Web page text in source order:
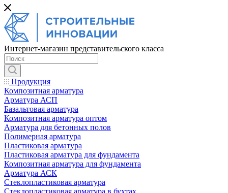
Интернет-магазин представительского класса
Продукция
Композитная арматура
Арматура АСП
Базальтовая арматура
Композитная арматура оптом
Арматура для бетонных полов
Полимерная арматура
Пластиковая арматура
Пластиковая арматура для фундамента
Композитная арматура для фундамента
Арматура АСК
Cтеклопластиковая арматура
Стеклопластиковая арматура в бухтах